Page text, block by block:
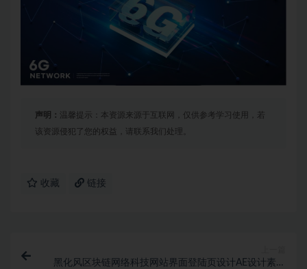
声明： 温馨提示：本资源来源于互联网，仅供参考学习使用，若
该资源侵犯了您的权益，请联系我们处理。
收藏 链接
黑化风区块链网络科技网站界面登陆页设计AE设计素材